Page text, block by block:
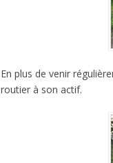
En plus de venir
routier à son actif.